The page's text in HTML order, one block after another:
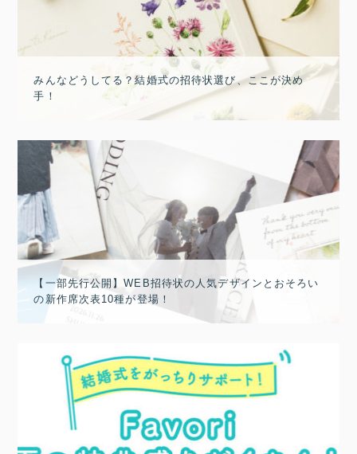
みんなどうしてる？結婚式の招待状選び、ここが決め
手！
【一部先行公開】WEB招待状の人気デザインとおそろい
の新作席次表10種が登場！